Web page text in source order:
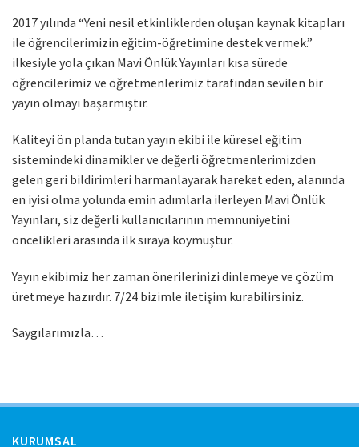
2017 yılında “Yeni nesil etkinliklerden oluşan kaynak kitapları
ile öğrencilerimizin eğitim-öğretimine destek vermek.”
ilkesiyle yola çıkan Mavi Önlük Yayınları kısa sürede
öğrencilerimiz ve öğretmenlerimiz tarafından sevilen bir
yayın olmayı başarmıştır.
Kaliteyi ön planda tutan yayın ekibi ile küresel eğitim
sistemindeki dinamikler ve değerli öğretmenlerimizden
gelen geri bildirimleri harmanlayarak hareket eden, alanında
en iyisi olma yolunda emin adımlarla ilerleyen Mavi Önlük
Yayınları, siz değerli kullanıcılarının memnuniyetini
öncelikleri arasında ilk sıraya koymuştur.
Yayın ekibimiz her zaman önerilerinizi dinlemeye ve çözüm
üretmeye hazırdır. 7/24 bizimle iletişim kurabilirsiniz.
Saygılarımızla…
KURUMSAL